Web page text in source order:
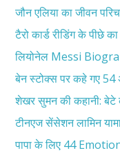
जौन एलिया का जीवन
टैरो कार्ड रीडिंग के पीछे
लियोनेल Messi
बेन स्टोक्स पर कहे गए
शेखर सुमन की कहानी: बेटे
टीनएज सेंसेशन लामिन
पापा के लिए 44